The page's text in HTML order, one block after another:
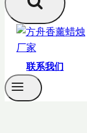
联系我们